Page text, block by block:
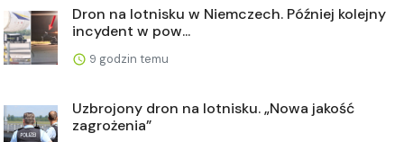
Dron na lotnisku w Niemczech. Później kolejny
incydent w pow...
9 godzin temu
Uzbrojony dron na lotnisku. „Nowa jakość
zagrożenia”